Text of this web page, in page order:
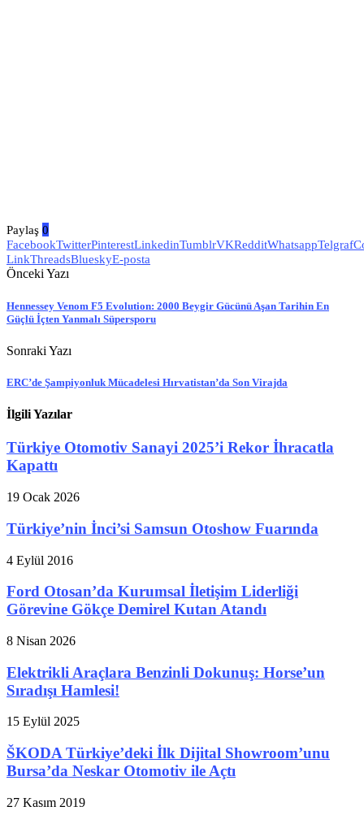
Paylaş 0
FacebookTwitterPinterestLinkedinTumblrVKRedditWhatsappTelgraf
LinkThreadsBlueskyE-posta
Önceki Yazı
Hennessey Venom F5 Evolution: 2000 Beygir Gücünü Aşan Tarihin En
Güçlü İçten Yanmalı Süpersporu
Sonraki Yazı
ERC’de Şampiyonluk Mücadelesi Hırvatistan’da Son Virajda
İlgili Yazılar
Türkiye Otomotiv Sanayi 2025’i Rekor İhracatla
Kapattı
19 Ocak 2026
Türkiye’nin İnci’si Samsun Otoshow Fuarında
4 Eylül 2016
Ford Otosan’da Kurumsal İletişim Liderliği
Görevine Gökçe Demirel Kutan Atandı
8 Nisan 2026
Elektrikli Araçlara Benzinli Dokunuş: Horse’un
Sıradışı Hamlesi!
15 Eylül 2025
ŠKODA Türkiye’deki İlk Dijital Showroom’unu
Bursa’da Neskar Otomotiv ile Açtı
27 Kasım 2019